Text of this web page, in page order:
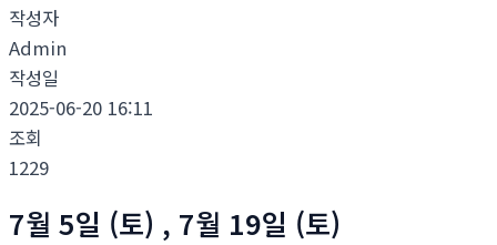
작성자
Admin
작성일
2025-06-20 16:11
조회
1229
7월 5일 (토) , 7월 19일 (토)